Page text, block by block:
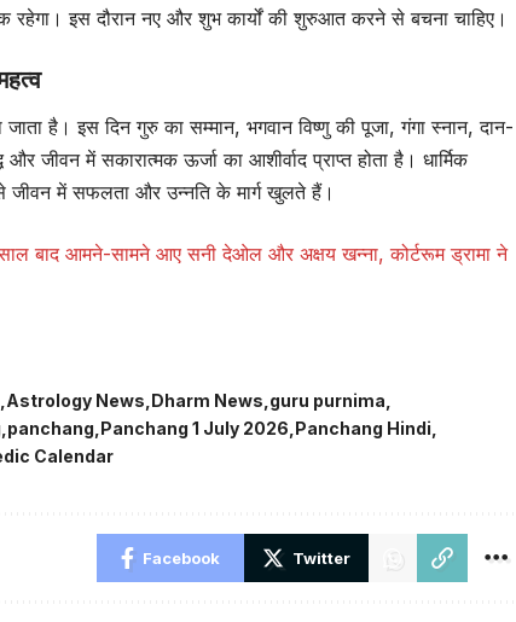
इस दौरान नए और शुभ कार्यों की शुरुआत करने से बचना चाहिए।
जाता है। इस दिन गुरु का सम्मान, भगवान विष्णु की पूजा, गंगा स्नान, दान-
में सकारात्मक ऊर्जा का आशीर्वाद प्राप्त होता है। धार्मिक
जीवन में सफलता और उन्नति के मार्ग खुलते हैं।
बाद आमने-सामने आए सनी देओल और अक्षय खन्ना, कोर्टरूम ड्रामा ने
Astrology News Dharm News guru purnima
panchang Panchang 1 July 2026 Panchang Hindi
Calendar
Facebook Twitter